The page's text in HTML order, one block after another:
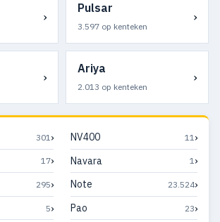
›
Pulsar
3.597 op kenteken
›
›
Ariya
2.013 op kenteken
›
301 ›
17›
295›
5›
NV400 11 ›
Navara 1›
Note 23.524›
Pao 23›